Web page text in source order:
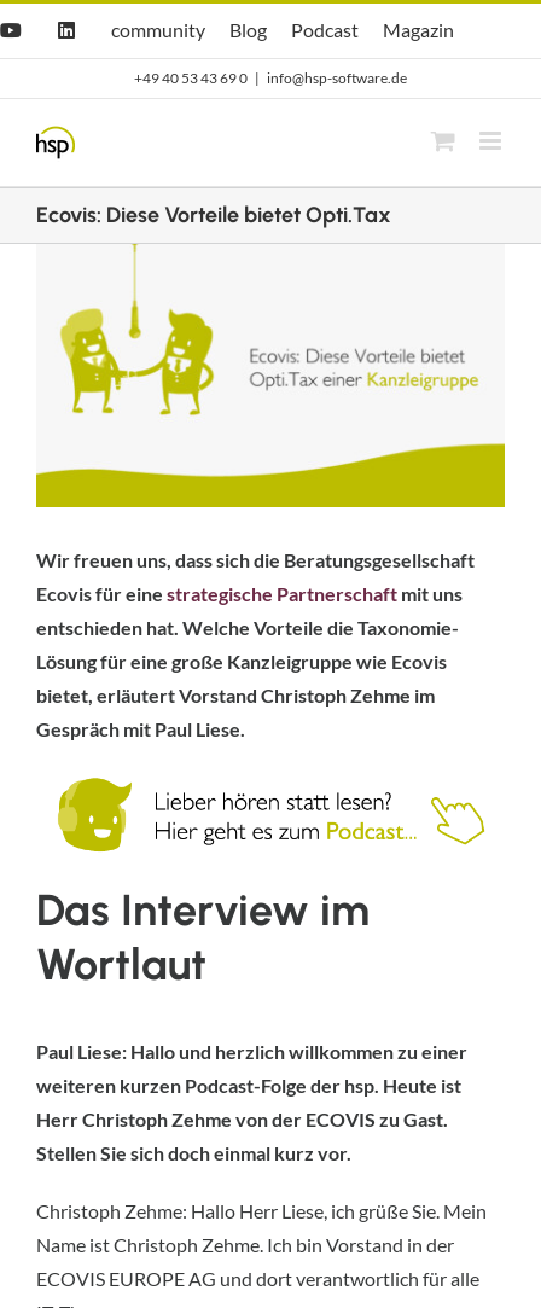
YouTubeLinkedIn
Hsp
community
community
hsp
Blog
Blog Opti.Cast
Podcast Opti.Mag
Magazin
+49 40 53 43 69 0 | info@hsp-software.de
Ecovis: Diese Vorteile bietet Opti.Tax
Bild
Wir freuen uns, dass sich die Beratungsgesellschaft
Ecovis für eine strategische Partnerschaft mit uns
entschieden hat. Welche Vorteile die Taxonomie-
Lösung für eine große Kanzleigruppe wie Ecovis
bietet, erläutert Vorstand Christoph Zehme im
Gespräch mit Paul Liese.
Das Interview im
Wortlaut
Paul Liese: Hallo und herzlich willkommen zu einer
weiteren kurzen Podcast-Folge der hsp. Heute ist
Herr Christoph Zehme von der ECOVIS zu Gast.
Stellen Sie sich doch einmal kurz vor.
Christoph Zehme: Hallo Herr Liese, ich grüße Sie. Mein
Name ist Christoph Zehme. Ich bin Vorstand in der
ECOVIS EUROPE AG und dort verantwortlich für alle